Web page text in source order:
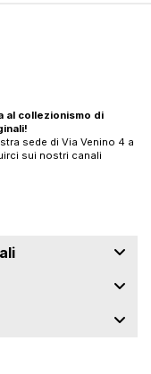
al collezionismo di
sede di Via Venino 4 a
sui nostri canali